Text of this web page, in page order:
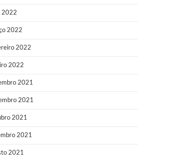
2022
2022
2022
2022
2021
2021
2021
2021
2021